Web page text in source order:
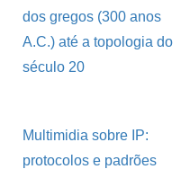
dos gregos (300 anos
A.C.) até a topologia do
século 20
Multimidia sobre IP:
protocolos e padrões